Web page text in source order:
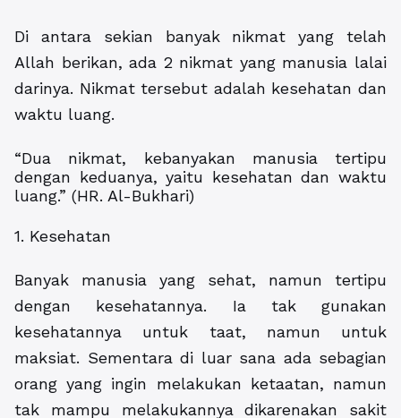
Di antara sekian banyak nikmat yang telah
Allah berikan, ada 2 nikmat yang manusia lalai
darinya. Nikmat tersebut adalah kesehatan dan
waktu luang.
“Dua nikmat, kebanyakan manusia tertipu
dengan keduanya, yaitu kesehatan dan waktu
luang.” (HR. Al-Bukhari)
1. Kesehatan
Banyak manusia yang sehat, namun tertipu
dengan kesehatannya. Ia tak gunakan
kesehatannya untuk taat, namun untuk
maksiat. Sementara di luar sana ada sebagian
orang yang ingin melakukan ketaatan, namun
tak mampu melakukannya dikarenakan sakit